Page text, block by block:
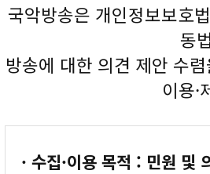
국악방송은 개인정보보호
동
방송에 대한 의견 제안 수
이용·
· 수집·이용 목적 : 민원 및